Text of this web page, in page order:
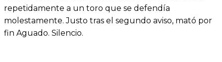
repetidamente a un toro que se defendía
molestamente. Justo tras el segundo aviso, mató por
fin Aguado. Silencio.